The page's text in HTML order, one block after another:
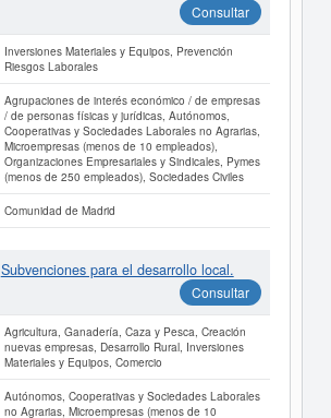
Consultar
Inversiones Materiales y Equipos, Prevención
Riesgos Laborales
Agrupaciones de interés económico / de empresas
/ de personas físicas y jurídicas, Autónomos,
Cooperativas y Sociedades Laborales no Agrarias,
Microempresas (menos de 10 empleados),
Organizaciones Empresariales y Sindicales, Pymes
(menos de 250 empleados), Sociedades Civiles
Comunidad de Madrid
Subvenciones para el desarrollo local.
Consultar
Agricultura, Ganadería, Caza y Pesca, Creación
nuevas empresas, Desarrollo Rural, Inversiones
Materiales y Equipos, Comercio
Autónomos, Cooperativas y Sociedades Laborales
no Agrarias, Microempresas (menos de 10